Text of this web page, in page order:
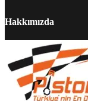
Hakkımızda